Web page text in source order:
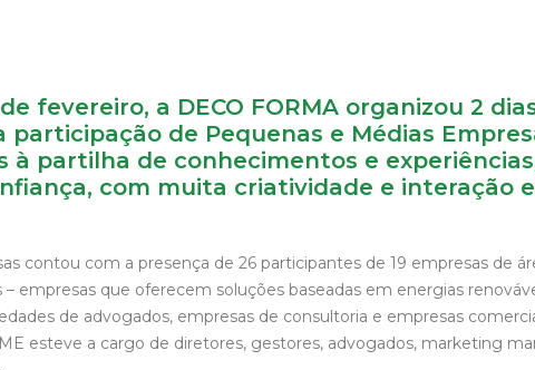
de fevereiro, a DECO FORMA organizou 2
participação de Pequenas e Médias
à partilha de conhecimentos e
com muita criatividade e interação
contou com a presença de 26 participantes de 19 empresas de
empresas que oferecem soluções baseadas em energias
de advogados, empresas de consultoria e empresas
esteve a cargo de diretores, gestores, advogados, marketing